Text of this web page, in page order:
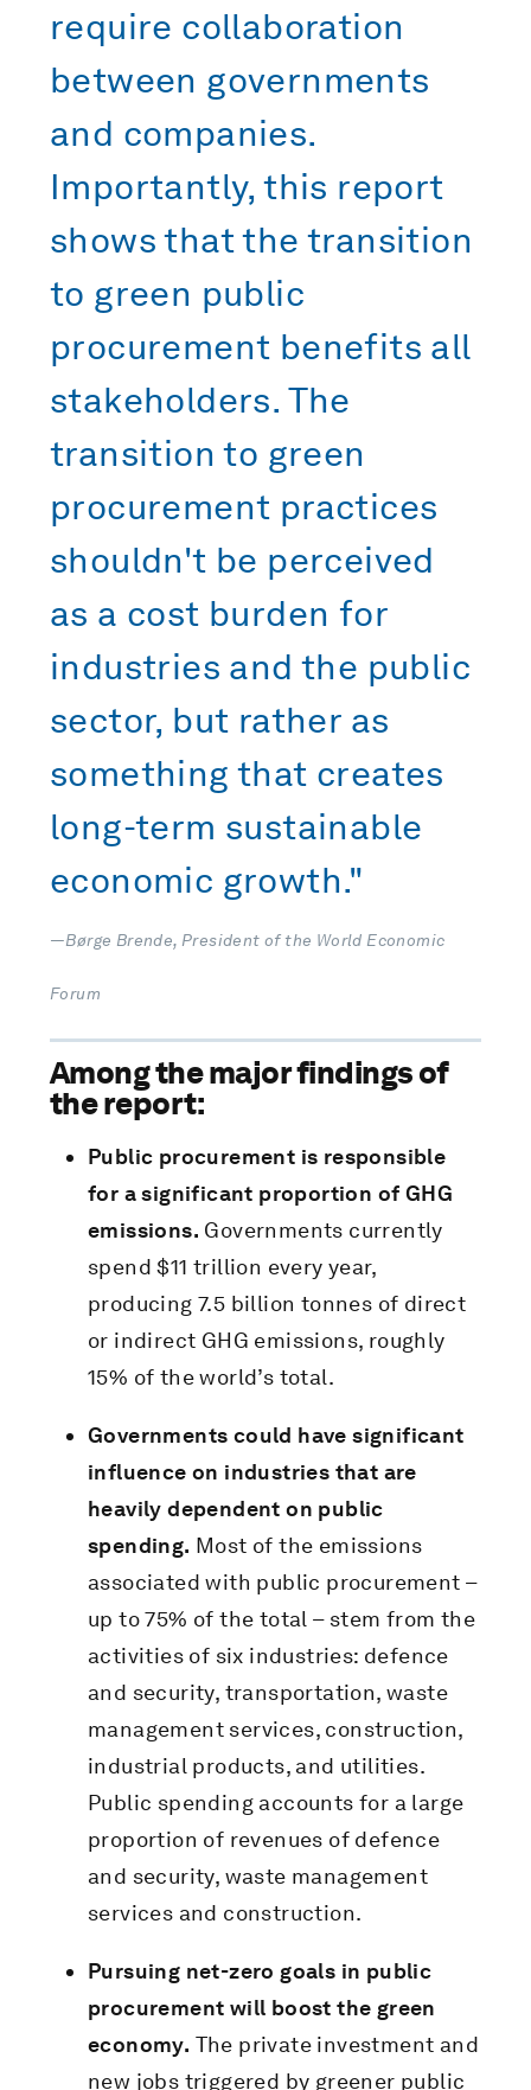
require collaboration
between governments
and companies.
Importantly, this report
shows that the transition
to green public
procurement benefits all
stakeholders. The
transition to green
procurement practices
shouldn't be perceived
as a cost burden for
industries and the public
sector, but rather as
something that creates
long-term sustainable
economic growth."
—Børge Brende, President of the World Economic
Forum
Among the major findings of
the report:
Public procurement is responsible
for a significant proportion of GHG
emissions. Governments currently
spend $11 trillion every year,
producing 7.5 billion tonnes of direct
or indirect GHG emissions, roughly
15% of the world’s total.
Governments could have significant
influence on industries that are
heavily dependent on public
spending. Most of the emissions
associated with public procurement –
up to 75% of the total – stem from the
activities of six industries: defence
and security, transportation, waste
management services, construction,
industrial products, and utilities.
Public spending accounts for a large
proportion of revenues of defence
and security, waste management
services and construction.
Pursuing net-zero goals in public
procurement will boost the green
economy. The private investment and
new jobs triggered by greener public